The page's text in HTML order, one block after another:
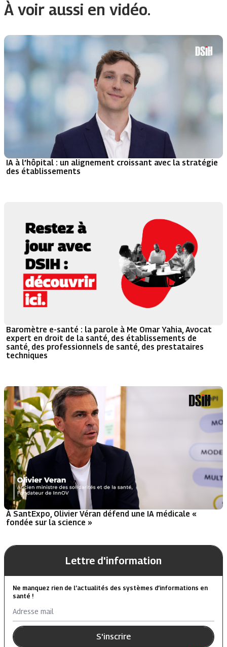
À voir aussi en vidéo.
IA à l’hôpital : un alignement croissant avec la stratégie
des établissements
Baromètre e-santé : la parole à Me Omar Yahia, Avocat
expert en droit de la santé, des établissements de
santé, des professionnels de santé, des prestataires
techniques
À SantExpo, Olivier Véran défend une IA médicale «
fondée sur la science »
Lettre d'information
Ne manquez rien de l’actualités des systèmes d’informations en
santé !
Adresse mail
S'inscrire